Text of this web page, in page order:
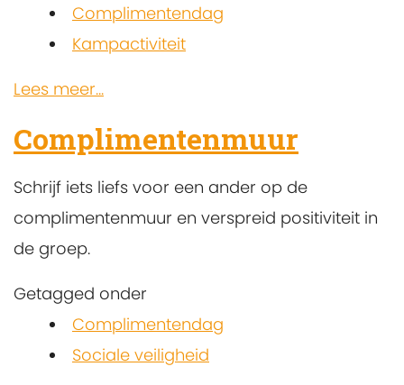
Complimentendag
Kampactiviteit
Lees meer...
Complimentenmuur
Schrijf iets liefs voor een ander op de
complimentenmuur en verspreid positiviteit in
de groep.
Getagged onder
Complimentendag
Sociale veiligheid